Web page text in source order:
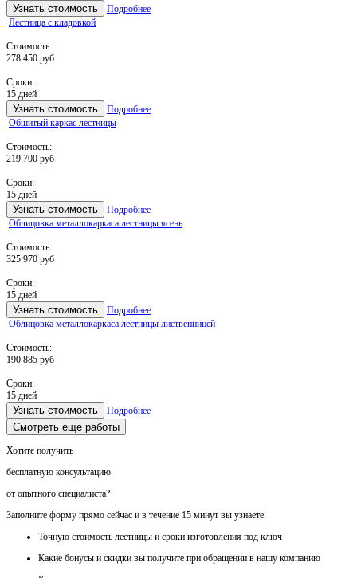
Узнать стоимость
Подробнее
Лестница с кладовкой
Стоимость:
278 450 руб
Сроки:
15 дней
Узнать стоимость
Подробнее
Обшитый каркас лестницы
Стоимость:
219 700 руб
Сроки:
15 дней
Узнать стоимость
Подробнее
Облицовка металлокаркаса лестницы ясень
Стоимость:
325 970 руб
Сроки:
15 дней
Узнать стоимость
Подробнее
Облицовка металлокаркаса лестницы лиственницей
Стоимость:
190 885 руб
Сроки:
15 дней
Узнать стоимость Подробнее
Смотреть еще работы
Хотите получить
бесплатную консультацию
от опытного специалиста?
Заполните форму прямо сейчас и в течение 15 минут вы узнаете:
Точную стоимость лестницы и сроки изготовления под ключ
Какие бонусы и скидки вы получите при обращении в нашу компанию